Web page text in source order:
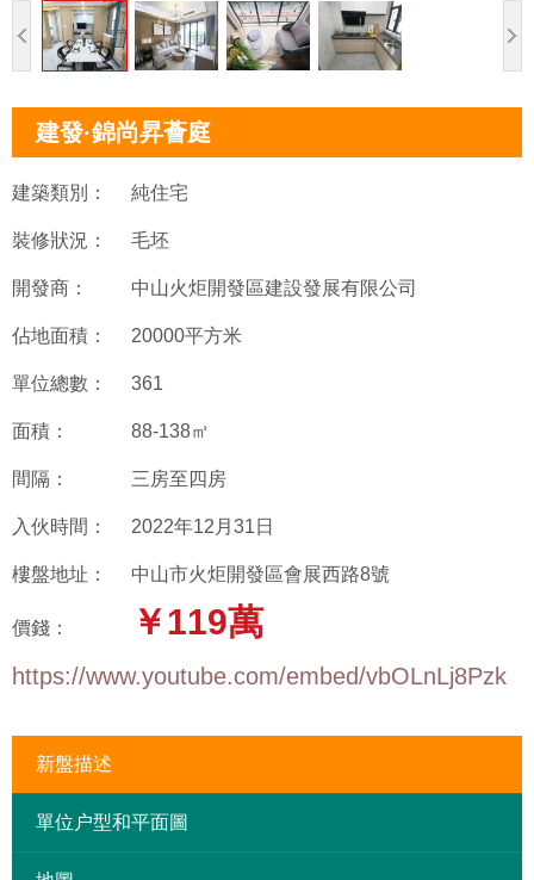
建發·錦尚昇薈庭
建築類別： 純住宅
裝修狀況： 毛坯
開發商： 中山火炬開發區建設發展有限公司
佔地面積： 20000平方米
單位總數： 361
面積： 88-138㎡
間隔： 三房至四房
入伙時間： 2022年12月31日
樓盤地址： 中山市火炬開發區會展西路8號
價錢： ￥119萬
https://www.youtube.com/embed/vbOLnLj8Pzk
新盤描述
單位户型和平面圖